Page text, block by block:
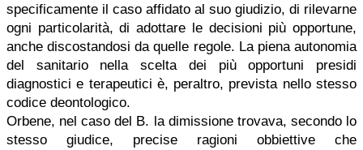
specificamente il caso affidato al suo giudizio, di rilevarne
ogni particolarità, di adottare le decisioni più opportune,
anche discostandosi da quelle regole. La piena autonomia
del sanitario nella scelta dei più opportuni presidi
diagnostici e terapeutici è, peraltro, prevista nello stesso
codice deontologico.
Orbene, nel caso del B. la dimissione trovava, secondo lo
stesso giudice, precise ragioni obbiettive che